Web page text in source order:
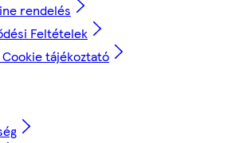
rendelés
Feltételek
tájékoztató